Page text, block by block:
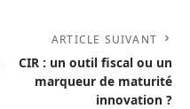
ARTICLE SUIVANT
CIR : un outil fiscal ou un
marqueur de maturité
innovation ?